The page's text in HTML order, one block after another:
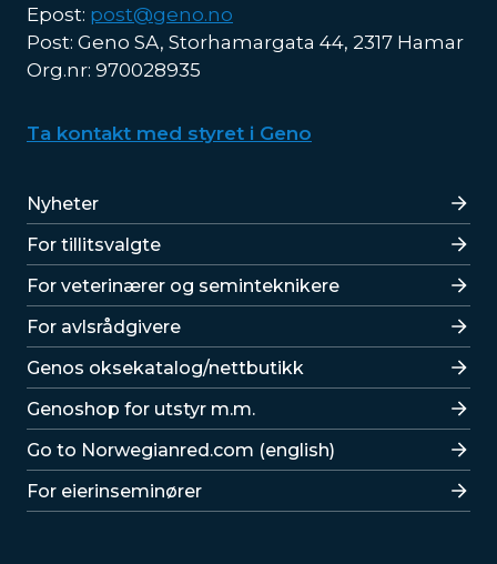
Epost: post@geno.no
Post: Geno SA, Storhamargata 44, 2317 Hamar
Org.nr: 970028935
Ta kontakt med styret i Geno
Lenker
Nyheter
For tillitsvalgte
For veterinærer og seminteknikere
For avlsrådgivere
Lenker
Genos oksekatalog/nettbutikk
Genoshop for utstyr m.m.
Go to Norwegianred.com (english)
For eierinseminører